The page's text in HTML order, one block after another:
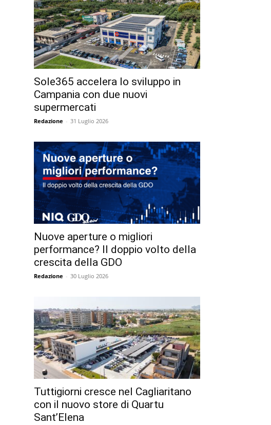
Sole365 accelera lo sviluppo in
Campania con due nuovi
supermercati
Redazione - 31 Luglio 2026
Nuove aperture o migliori
performance? Il doppio volto della
crescita della GDO
Redazione - 30 Luglio 2026
Tuttigiorni cresce nel Cagliaritano
con il nuovo store di Quartu
Sant’Elena